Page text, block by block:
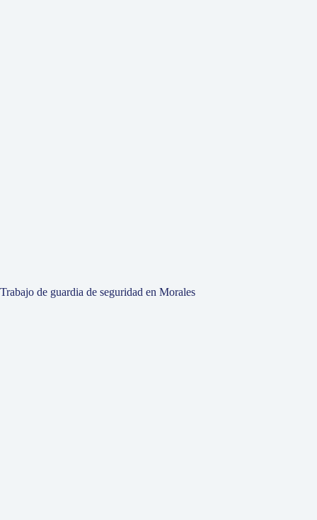
Trabajo de guardia de seguridad en Morales